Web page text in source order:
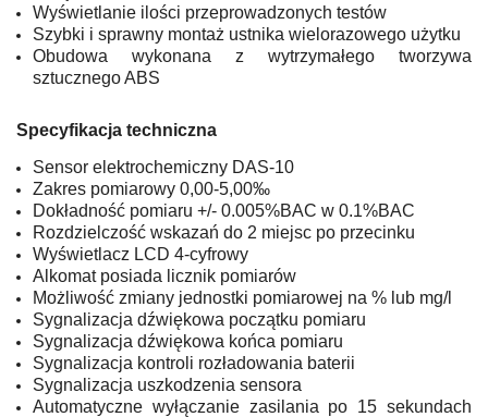
Wyświetlanie ilości przeprowadzonych testów
Szybki i sprawny montaż ustnika wielorazowego użytku
Obudowa wykonana z wytrzymałego tworzywa
sztucznego ABS
Specyfikacja techniczna
Sensor elektrochemiczny DAS-10
Zakres pomiarowy 0,00-5,00‰
Dokładność pomiaru +/- 0.005%BAC w 0.1%BAC
Rozdzielczość wskazań do 2 miejsc po przecinku
Wyświetlacz LCD 4-cyfrowy
Alkomat posiada licznik pomiarów
Możliwość zmiany jednostki pomiarowej na % lub mg/l
Sygnalizacja dźwiękowa początku pomiaru
Sygnalizacja dźwiękowa końca pomiaru
Sygnalizacja kontroli rozładowania baterii
Sygnalizacja uszkodzenia sensora
Automatyczne wyłączanie zasilania po 15 sekundach